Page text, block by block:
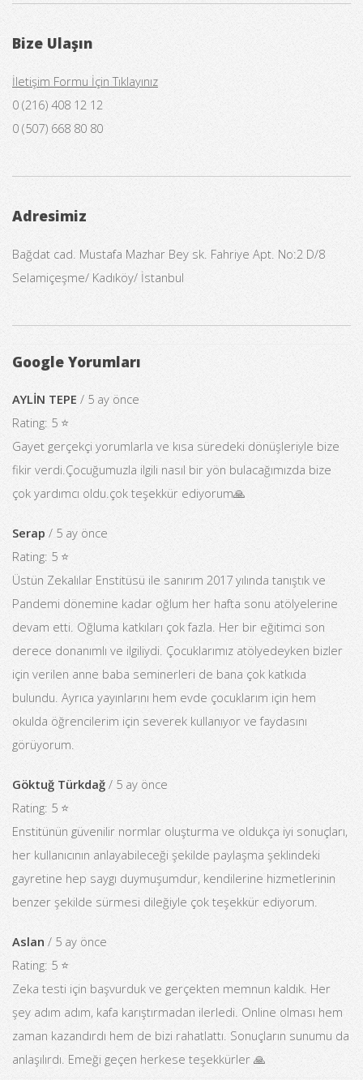
Bize Ulaşın
İletişim Formu İçin Tıklayınız
0 (216) 408 12 12
0 (507) 668 80 80
Adresimiz
Bağdat cad. Mustafa Mazhar Bey sk. Fahriye Apt. No:2 D/8
Selamiçeşme/ Kadıköy/ İstanbul
Google Yorumları
AYLİN TEPE / 5 ay önce
Rating: 5 ⭐
Gayet gerçekçi yorumlarla ve kısa süredeki dönüşleriyle bize
fikir verdi.Çocuğumuzla ilgili nasıl bir yön bulacağımızda bize
çok yardımcı oldu.çok teşekkür ediyorum🙏
Serap / 5 ay önce
Rating: 5 ⭐
Üstün Zekalılar Enstitüsü ile sanırım 2017 yılında tanıştık ve
Pandemi dönemine kadar oğlum her hafta sonu atölyelerine
devam etti. Oğluma katkıları çok fazla. Her bir eğitimci son
derece donanımlı ve ilgiliydi. Çocuklarımız atölyedeyken bizler
için verilen anne baba seminerleri de bana çok katkıda
bulundu. Ayrıca yayınlarını hem evde çocuklarım için hem
okulda öğrencilerim için severek kullanıyor ve faydasını
görüyorum.
Göktuğ Türkdağ / 5 ay önce
Rating: 5 ⭐
Enstitünün güvenilir normlar oluşturma ve oldukça iyi sonuçları,
her kullanıcının anlayabileceği şekilde paylaşma şeklindeki
gayretine hep saygı duymuşumdur, kendilerine hizmetlerinin
benzer şekilde sürmesi dileğiyle çok teşekkür ediyorum.
Aslan / 5 ay önce
Rating: 5 ⭐
Zeka testi için başvurduk ve gerçekten memnun kaldık. Her
şey adım adım, kafa karıştırmadan ilerledi. Online olması hem
zaman kazandırdı hem de bizi rahatlattı. Sonuçların sunumu da
anlaşılırdı. Emeği geçen herkese teşekkürler 🙏